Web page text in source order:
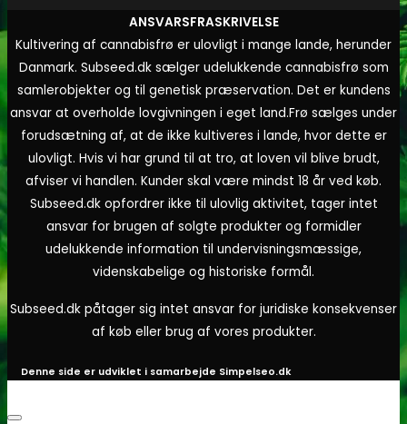
ANSVARSFRASKRIVELSE
Kultivering af cannabisfrø er ulovligt i mange lande, herunder
Danmark. Subseed.dk sælger udelukkende cannabisfrø som
samlerobjekter og til genetisk præservation. Det er kundens
ansvar at overholde lovgivningen i eget land.Frø sælges under
forudsætning af, at de ikke kultiveres i lande, hvor dette er
ulovligt. Hvis vi har grund til at tro, at loven vil blive brudt,
afviser vi handlen. Kunder skal være mindst 18 år ved køb.
Subseed.dk opfordrer ikke til ulovlig aktivitet, tager intet
ansvar for brugen af solgte produkter og formidler
udelukkende information til undervisningsmæssige,
videnskabelige og historiske formål.
Subseed.dk påtager sig intet ansvar for juridiske konsekvenser
af køb eller brug af vores produkter.
Denne side er udviklet i samarbejde Simpelseo.dk